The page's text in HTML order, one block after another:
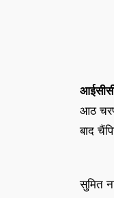
आठ
बाद
सुमित